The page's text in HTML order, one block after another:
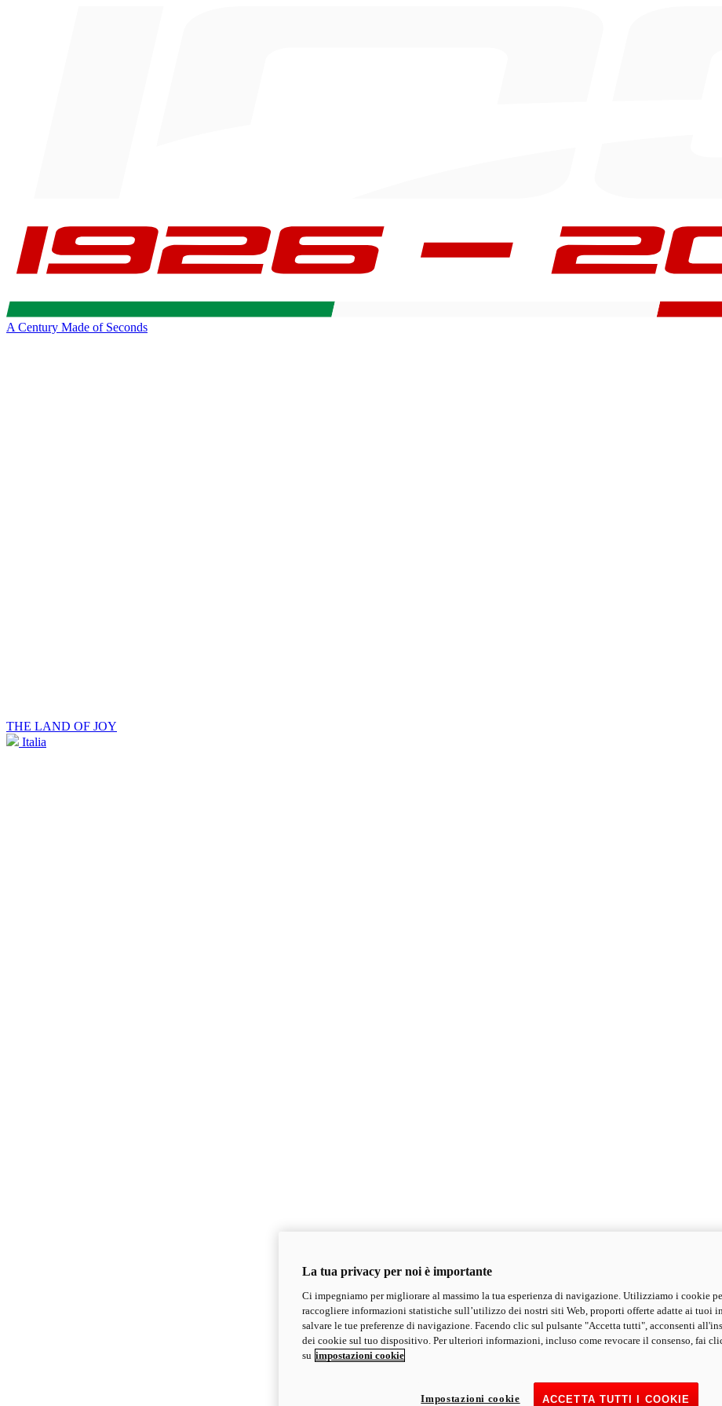
A Century Made of Seconds
THE LAND OF JOY
Italia
La tua privacy per noi è importante
Ci impegniamo per migliorare al massimo la tua esperienza di navigazione. Utilizziamo i cookie
raccogliere informazioni statistiche sull’utilizzo dei nostri siti Web, proporti offerte adatte ai tuoi
salvare le tue preferenze di navigazione. Facendo clic sul pulsante "Accetta tutti", acconsenti
dei cookie sul tuo dispositivo. Per ulteriori informazioni, incluso come revocare il consenso, fai
su impostazioni cookie
ACCETTA TUTTI I COOKIE
Impostazioni cookie